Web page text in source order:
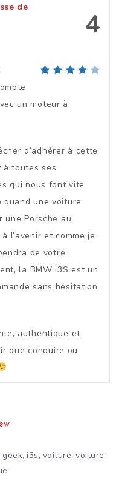
4
de
un moteur à
d’adhérer à cette
à toutes ses
qui nous font vite
quand une voiture
Porsche au
l’avenir et comme je
de votre
la BMW i3S est un
sans hésitation
authentique et
que conduire ou
geek,i3s, voiture,voiture